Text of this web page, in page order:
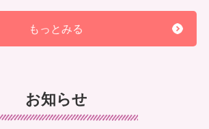
もっとみる
お知らせ
とで手間がかかっている
鍼灸マッサージ治療を
どこに依
でまとめて一気通貫